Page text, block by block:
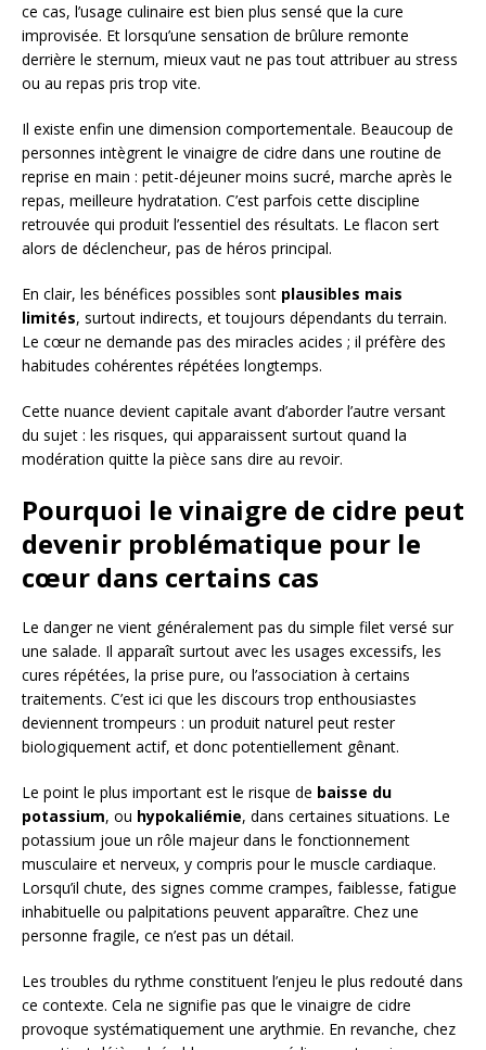
ce cas, l’usage culinaire est bien plus sensé que la cure
improvisée. Et lorsqu’une sensation de brûlure remonte
derrière le sternum, mieux vaut ne pas tout attribuer au stress
ou au repas pris trop vite.
Il existe enfin une dimension comportementale. Beaucoup de
personnes intègrent le vinaigre de cidre dans une routine de
reprise en main : petit-déjeuner moins sucré, marche après le
repas, meilleure hydratation. C’est parfois cette discipline
retrouvée qui produit l’essentiel des résultats. Le flacon sert
alors de déclencheur, pas de héros principal.
En clair, les bénéfices possibles sont plausibles mais
limités, surtout indirects, et toujours dépendants du terrain.
Le cœur ne demande pas des miracles acides ; il préfère des
habitudes cohérentes répétées longtemps.
Cette nuance devient capitale avant d’aborder l’autre versant
du sujet : les risques, qui apparaissent surtout quand la
modération quitte la pièce sans dire au revoir.
Pourquoi le vinaigre de cidre peut
devenir problématique pour le
cœur dans certains cas
Le danger ne vient généralement pas du simple filet versé sur
une salade. Il apparaît surtout avec les usages excessifs, les
cures répétées, la prise pure, ou l’association à certains
traitements. C’est ici que les discours trop enthousiastes
deviennent trompeurs : un produit naturel peut rester
biologiquement actif, et donc potentiellement gênant.
Le point le plus important est le risque de baisse du
potassium, ou hypokaliémie, dans certaines situations. Le
potassium joue un rôle majeur dans le fonctionnement
musculaire et nerveux, y compris pour le muscle cardiaque.
Lorsqu’il chute, des signes comme crampes, faiblesse, fatigue
inhabituelle ou palpitations peuvent apparaître. Chez une
personne fragile, ce n’est pas un détail.
Les troubles du rythme constituent l’enjeu le plus redouté dans
ce contexte. Cela ne signifie pas que le vinaigre de cidre
provoque systématiquement une arythmie. En revanche, chez